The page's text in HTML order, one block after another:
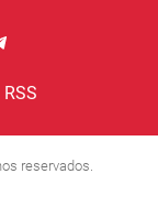
RSS
reservados.